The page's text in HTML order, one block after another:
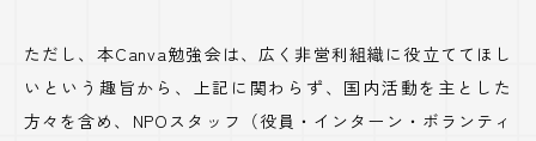
ただし、本Canva勉強会は、広く非営利組織に役立ててほし
いという趣旨から、上記に関わらず、国内活動を主とした
方々を含め、NPOスタッフ（役員・インターン・ボランティ